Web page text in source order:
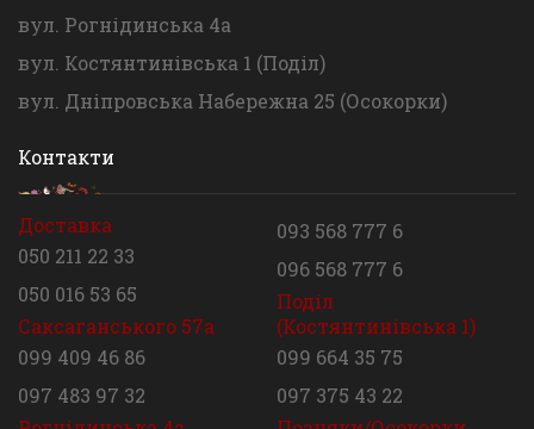
вул. Рогнідинська 4а
вул. Костянтинівська 1 (Поділ)
вул. Дніпровська Набережна 25 (Осокорки)
Контакти
Доставка
050 211 22 33
050 016 53 65
Саксаганського 57а
099 409 46 86
097 483 97 32
093 568 777 6
096 568 777 6
Поділ
(Костянтинівська 1)
099 664 35 75
097 375 43 22